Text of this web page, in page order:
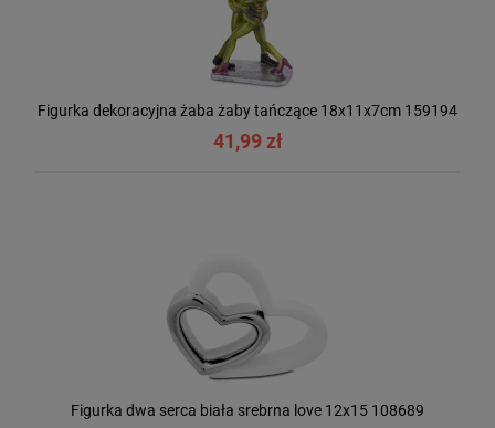
Figurka dekoracyjna żaba żaby tańczące 18x11x7cm 159194
41,99 zł
Figurka dwa serca biała srebrna love 12x15 108689